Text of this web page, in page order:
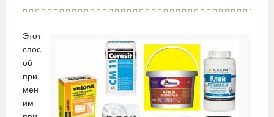
Этот
спос
об
при
мен
им